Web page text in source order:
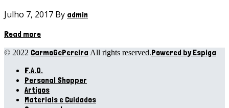
Julho 7, 2017 By admin
Read more
© 2022 CarmoGePereira All rights reserved.Powered by Espiga
F.A.Q.
Personal Shopper
Artigos
Materiais e Cuidados